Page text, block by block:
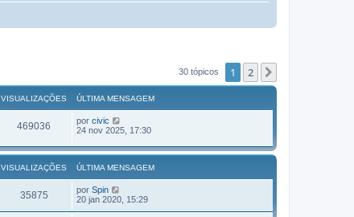
30 tópicos 1 2
VISUALIZAÇÕES ÚLTIMA MENSAGEM
469036 por civic
24 nov 2025, 17:30
VISUALIZAÇÕES ÚLTIMA MENSAGEM
35875 por Spin
20 jan 2020, 15:29